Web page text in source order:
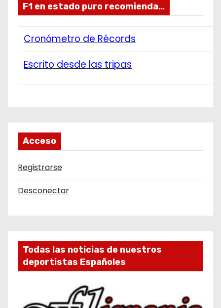
F1 en estado puro recomienda…
Cronómetro de Récords
Escrito desde las tripas
Acceso
Registrarse
Desconectar
Todas las noticias de nuestros
deportistas Españoles